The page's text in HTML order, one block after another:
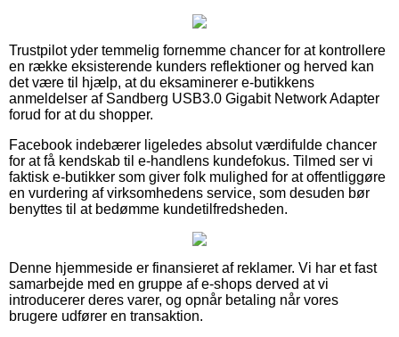
Trustpilot yder temmelig fornemme chancer for at kontrollere
en række eksisterende kunders reflektioner og herved kan
det være til hjælp, at du eksaminerer e-butikkens
anmeldelser af Sandberg USB3.0 Gigabit Network Adapter
forud for at du shopper.
Facebook indebærer ligeledes absolut værdifulde chancer
for at få kendskab til e-handlens kundefokus. Tilmed ser vi
faktisk e-butikker som giver folk mulighed for at offentliggøre
en vurdering af virksomhedens service, som desuden bør
benyttes til at bedømme kundetilfredsheden.
Denne hjemmeside er finansieret af reklamer. Vi har et fast
samarbejde med en gruppe af e-shops derved at vi
introducerer deres varer, og opnår betaling når vores
brugere udfører en transaktion.